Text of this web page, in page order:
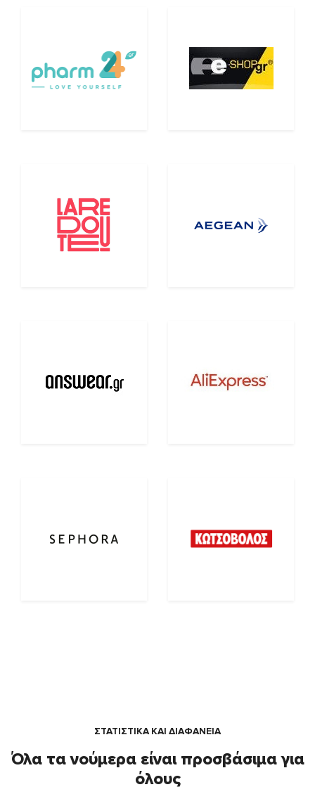
ΣΤΑΤΙΣΤΙΚΑ ΚΑΙ ΔΙΑΦΑΝΕΙΑ
Όλα τα νούμερα είναι προσβάσιμα για
όλους